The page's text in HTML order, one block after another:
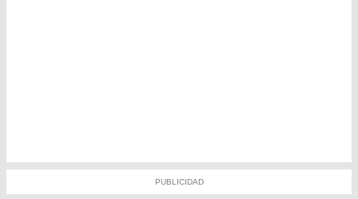
PUBLICIDAD